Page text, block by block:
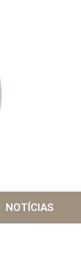
NOTÍCIAS